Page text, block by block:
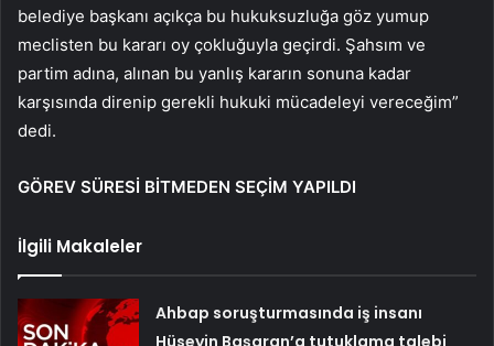
belediye başkanı açıkça bu hukuksuzluğa göz yumup
meclisten bu kararı oy çokluğuyla geçirdi. Şahsım ve
partim adına, alınan bu yanlış kararın sonuna kadar
karşısında direnip gerekli hukuki mücadeleyi vereceğim”
dedi.
GÖREV SÜRESİ BİTMEDEN SEÇİM YAPILDI
İlgili Makaleler
Ahbap soruşturmasında iş insanı